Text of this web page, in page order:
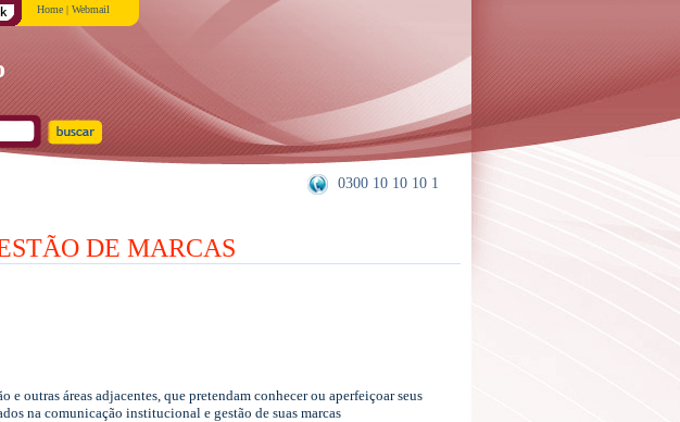
Home | Webmail
0300 10 10 10 1
DE MARCAS
outras áreas adjacentes, que pretendam conhecer ou aperfeiçoar seus
na comunicação institucional e gestão de suas marcas